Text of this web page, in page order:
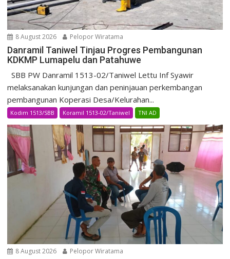
8 August 2026 Pelopor Wiratama
Danramil Taniwel Tinjau Progres Pembangunan
KDKMP Lumapelu dan Patahuwe
SBB PW Danramil 1513-02/Taniwel Lettu Inf Syawir
melaksanakan kunjungan dan peninjauan perkembangan
pembangunan Koperasi Desa/Kelurahan...
Kodim 1513/SBB Koramil 1513-02/Taniwel TNI AD
8 August 2026 Pelopor Wiratama